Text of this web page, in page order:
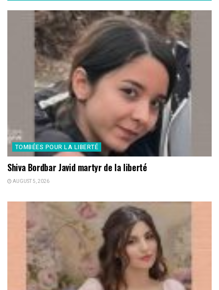
TOMBÉES POUR LA LIBERTÉ
Shiva Bordbar Javid martyr de la liberté
AUGUST 5, 2026